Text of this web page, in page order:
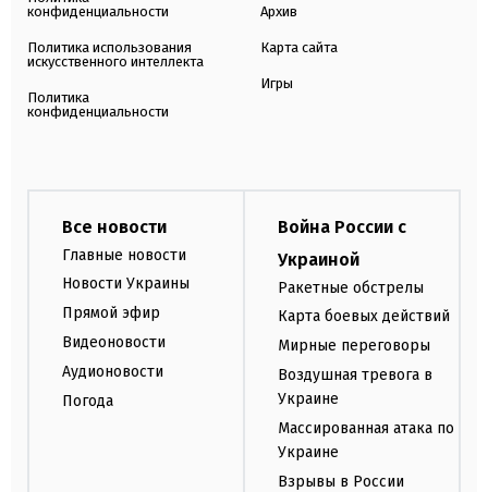
конфиденциальности
Политика использования
искусственного интеллекта
Политика
конфиденциальности
Архив
Карта сайта
Игры
Все новости
Главные новости
Новости Украины
Прямой эфир
Видеоновости
Аудионовости
Погода
Война России с
Украиной
Ракетные обстрелы
Карта боевых действий
Мирные переговоры
Воздушная тревога в
Украине
Массированная атака по
Украине
Взрывы в России